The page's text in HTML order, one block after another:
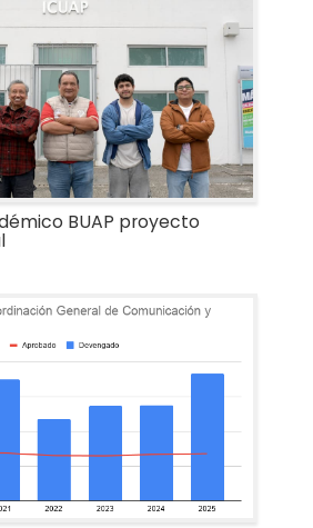
BUAP proyecto